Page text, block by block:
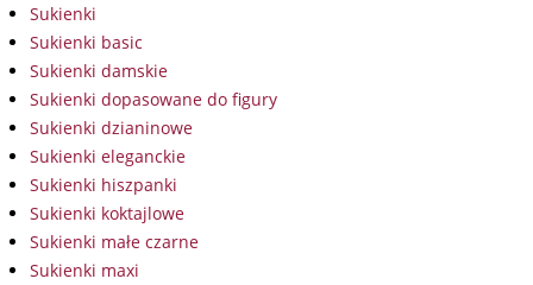
Sukienki
Sukienki basic
Sukienki damskie
Sukienki dopasowane do figury
Sukienki dzianinowe
Sukienki eleganckie
Sukienki hiszpanki
Sukienki koktajlowe
Sukienki małe czarne
Sukienki maxi